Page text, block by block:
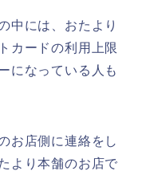
中には、おたより
カードの利用上限
になっている人も
お店側に連絡をし
より本舗のお店で